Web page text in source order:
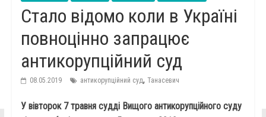
Стало відомо коли в Україні
повноцінно запрацює
антикорупційний суд
08.05.2019 антикорупційний суд, Танасевич
У вівторок 7 травня судді Вищого антикорупційного суду